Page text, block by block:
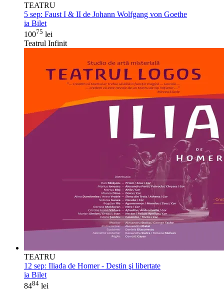
TEATRU
5 sep: Faust I & II de Johann Wolfgang von Goethe
ia Bilet
10075 lei
Teatrul Infinit
TEATRU
12 sep: Iliada de Homer - Destin şi libertate
ia Bilet
8484 lei